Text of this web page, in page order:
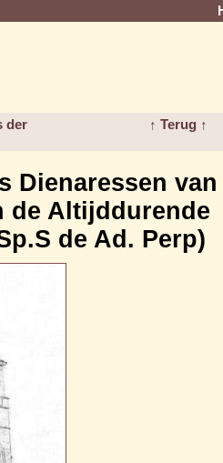
der
↑ Terug ↑
Dienaressen van
de Altijddurende
de Ad. Perp)